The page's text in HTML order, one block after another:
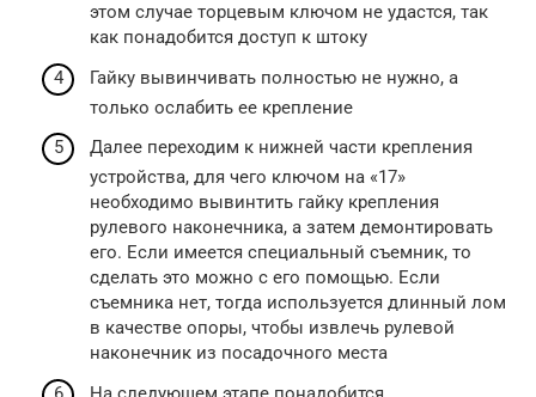
этом случае торцевым ключом не удастся, так
как понадобится доступ к штоку
Гайку вывинчивать полностью не нужно, а
только ослабить ее крепление
Далее переходим к нижней части крепления
устройства, для чего ключом на «17»
необходимо вывинтить гайку крепления
рулевого наконечника, а затем демонтировать
его. Если имеется специальный съемник, то
сделать это можно с его помощью. Если
съемника нет, тогда используется длинный лом
в качестве опоры, чтобы извлечь рулевой
наконечник из посадочного места